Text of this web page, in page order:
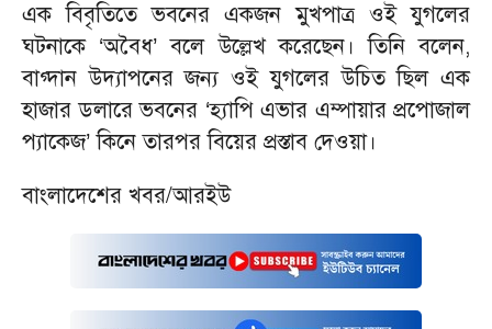
এক বিবৃতিতে ভবনের একজন মুখপাত্র ওই যুগলের
ঘটনাকে ‘অবৈধ’ বলে উল্লেখ করেছেন। তিনি বলেন,
বাগ্দান উদ্যাপনের জন্য ওই যুগলের উচিত ছিল এক
হাজার ডলারে ভবনের ‘হ্যাপি এভার এম্পায়ার প্রপোজাল
প্যাকেজ’ কিনে তারপর বিয়ের প্রস্তাব দেওয়া।
বাংলাদেশের খবর/আরইউ